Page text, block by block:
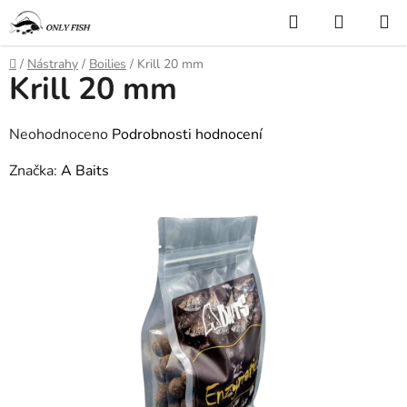
Přejít
na
obsah
Hledat
KOŠÍK
Domů
/ Nástrahy / Boilies / Krill 20 mm
Krill 20 mm
Průměrné
hodnocení
Neohodnoceno Podrobnosti hodnocení
Značka: A Baits